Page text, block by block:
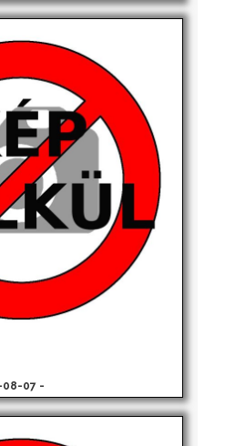
07 -